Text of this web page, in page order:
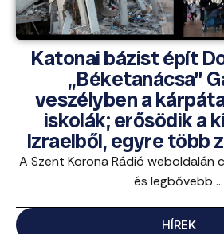
Katonai bázist épít
„Béketanácsa”
veszélyben a
iskolák; erősödik a
Izraelből, egyre több
A Szent Korona Rádió weboldalán
és legbővebb ...
HÍREK